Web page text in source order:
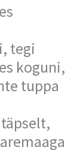
tegi
koguni,
tuppa